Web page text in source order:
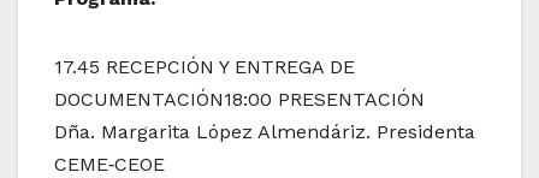
17.45 RECEPCIÓN Y ENTREGA DE
DOCUMENTACIÓN18:00 PRESENTACIÓN
Dña. Margarita López Almendáriz. Presidenta
CEME‐CEOE